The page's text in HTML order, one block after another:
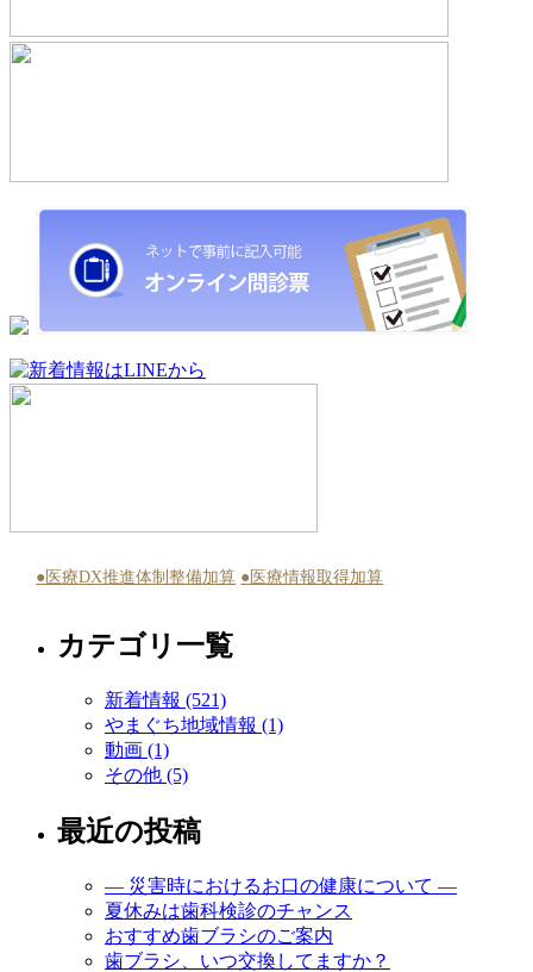
●医療DX推進体制整備加算 ●医療情報取得加算
カテゴリ一覧
新着情報 (521)
やまぐち地域情報 (1)
動画 (1)
その他 (5)
最近の投稿
― 災害時におけるお口の健康について ―
夏休みは歯科検診のチャンス
おすすめ歯ブラシのご案内
歯ブラシ、いつ交換してますか？